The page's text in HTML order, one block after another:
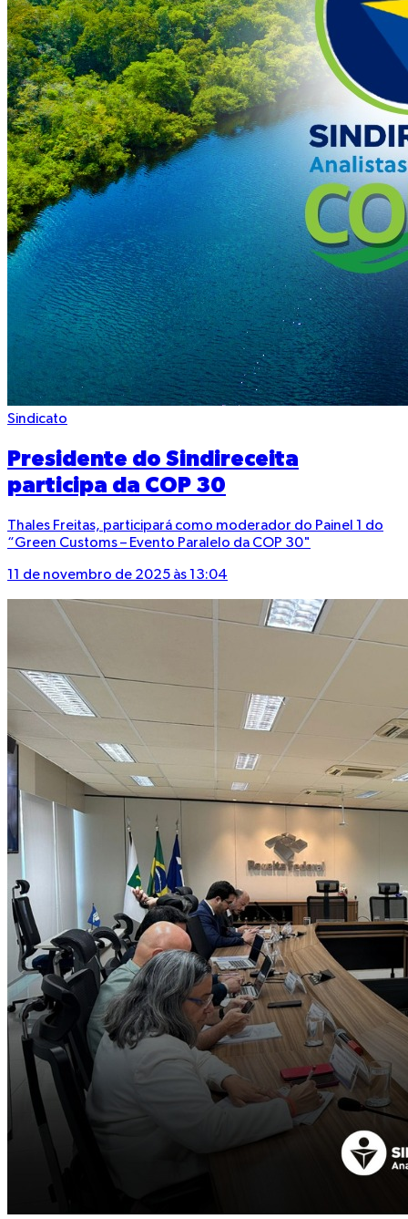
Sindicato
Presidente do Sindireceita
participa da COP 30
Thales Freitas, participará como moderador do Painel 1 do
“Green Customs – Evento Paralelo da COP 30"
11 de novembro de 2025 às 13:04